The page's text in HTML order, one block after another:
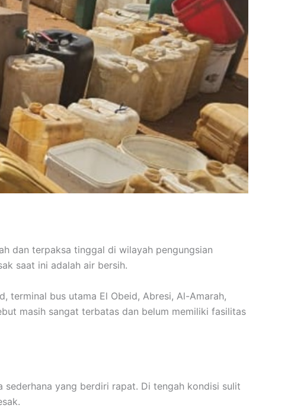
dan terpaksa tinggal di wilayah pengungsian
saat ini adalah air bersih.
terminal bus utama El Obeid, Abresi, Al-Amarah,
masih sangat terbatas dan belum memiliki fasilitas
yang berdiri rapat. Di tengah kondisi sulit